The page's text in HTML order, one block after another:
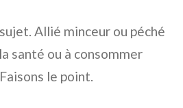
Allié minceur ou péché
santé ou à consommer
le point.